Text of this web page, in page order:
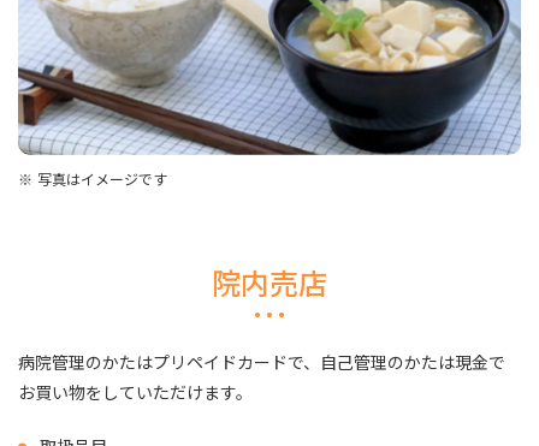
写真はイメージです
院内売店
病院管理のかたはプリペイドカードで、自己管理のかたは現金で
お買い物をしていただけます。